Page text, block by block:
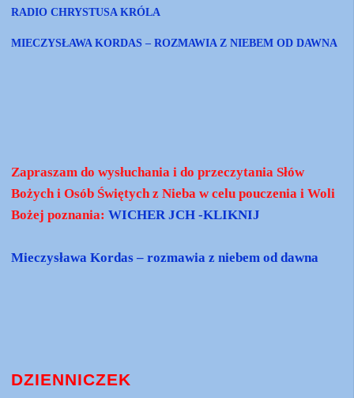
RADIO CHRYSTUSA KRÓLA
MIECZYSŁAWA KORDAS – ROZMAWIA Z NIEBEM OD DAWNA
Zapraszam do wysłuchania i do przeczytania Słów
Bożych i Osób Świętych z Nieba w celu pouczenia i Woli
Bożej poznania:WICHER JCH -KLIKNIJ
Mieczysława Kordas – rozmawia z niebem od dawna
DZIENNICZEK